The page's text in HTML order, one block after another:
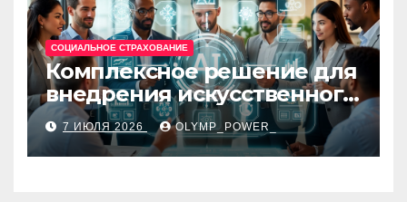
СОЦИАЛЬНОЕ СТРАХОВАНИЕ
Комплексное решение для
внедрения искусственного
интеллекта в бизнес-
процессы
7 ИЮЛЯ 2026 OLYMP_POWER_